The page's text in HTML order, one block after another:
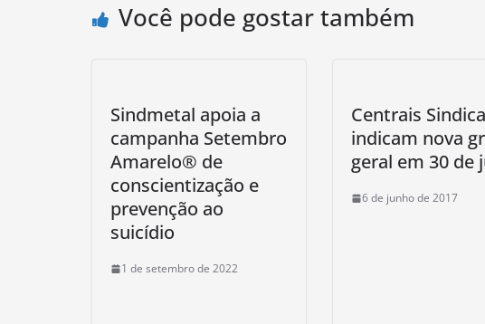
Você pode gostar também
Sindmetal apoia a
campanha Setembro
Amarelo® de
conscientização e
prevenção ao
suicídio
1 de setembro de 2022
Centrais
indicam nova
geral em 30 de
6 de junho de 2017